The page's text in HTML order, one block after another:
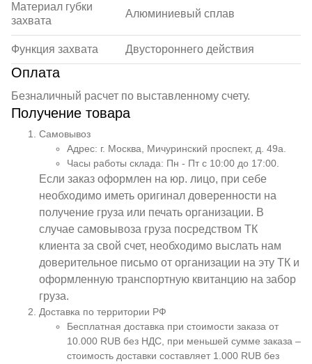
Материал губки
захвата
Алюминиевый сплав
Функция захвата Двустороннего действия
Оплата
Безналичный расчет по выставленному счету.
Получение товара
Самовывоз
Адрес: г. Москва, Мичуринский проспект, д. 49а.
Часы работы склада: Пн - Пт с 10:00 до 17:00.
Если заказ оформлен на юр. лицо, при себе
необходимо иметь оригинал доверенности на
получение груза или печать организации. В
случае самовывоза груза посредством ТК
клиента за свой счет, необходимо выслать нам
доверительное письмо от организации на эту ТК и
оформленную транспортную квитанцию на забор
груза.
Доставка по территории РФ
Бесплатная доставка при стоимости заказа от
10.000 RUB без НДС, при меньшей сумме заказа –
стоимость доставки составляет 1.000 RUB без